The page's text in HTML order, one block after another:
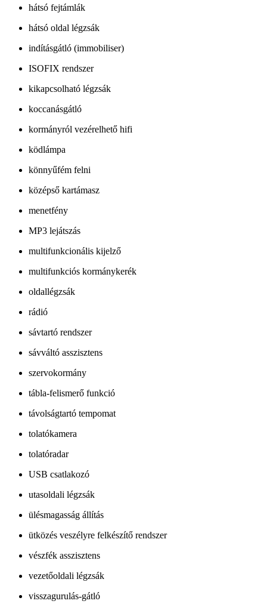
hátsó fejtámlák
hátsó oldal légzsák
indításgátló (immobiliser)
ISOFIX rendszer
kikapcsolható légzsák
koccanásgátló
kormányról vezérelhető hifi
ködlámpa
könnyűfém felni
középső kartámasz
menetfény
MP3 lejátszás
multifunkcionális kijelző
multifunkciós kormánykerék
oldallégzsák
rádió
sávtartó rendszer
sávváltó asszisztens
szervokormány
tábla-felismerő funkció
távolságtartó tempomat
tolatókamera
tolatóradar
USB csatlakozó
utasoldali légzsák
ülésmagasság állítás
ütközés veszélyre felkészítő rendszer
vészfék asszisztens
vezetőoldali légzsák
visszagurulás-gátló